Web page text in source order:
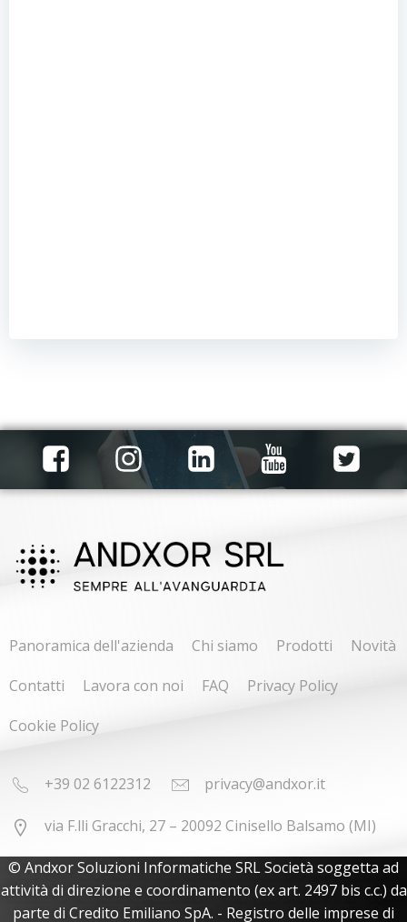
Panoramica dell'azienda Chi siamo Prodotti
Novità
Contatti
Lavora con noi FAQ
Privacy Policy
Cookie Policy
+39 02 6122312 privacy@andxor.it
via F.lli Gracchi, 27 – 20092 Cinisello Balsamo (MI)
© Andxor Soluzioni Informatiche SRL Società soggetta ad
attività di direzione e coordinamento (ex art. 2497 bis c.c.) da
parte di Credito Emiliano SpA. - Registro delle imprese di